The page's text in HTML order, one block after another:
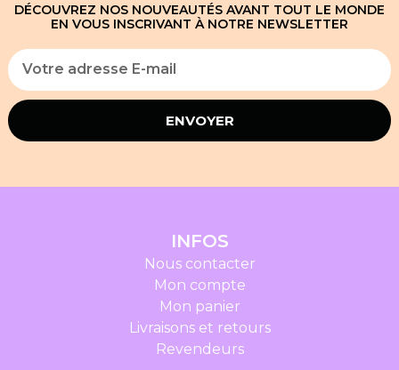
DÉCOUVREZ NOS NOUVEAUTÉS AVANT TOUT LE MONDE
EN VOUS INSCRIVANT À NOTRE NEWSLETTER
ENVOYER
INFOS
Nous contacter
Mon compte
Mon panier
Livraisons et retours
Revendeurs